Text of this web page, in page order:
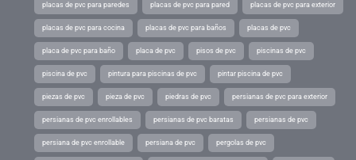
placas de pvc para paredes placas de pvc para pared placas de pvc para exterior
placas de pvc para cocina placas de pvc para baños placas de pvc
placa de pvc para baño placa de pvc pisos de pvc piscinas de pvc
piscina de pvc pintura para piscinas de pvc pintar piscina de pvc
piezas de pvc pieza de pvc piedras de pvc persianas de pvc para exterior
persianas de pvc enrollables persianas de pvc baratas persianas de pvc
persiana de pvc enrollable persiana de pvc pergolas de pvc